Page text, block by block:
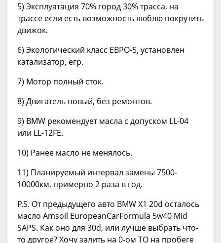
5) Эксплуатация 70% город 30% трасса, на
трассе если есть возможность люблю покрутить
движок.
6) Экологический класс ЕВРО-5, установлен
катализатор, егр.
7) Мотор полный сток.
8) Двигатель новый, без ремонтов.
9) BMW рекомендует масла с допуском LL-04
или LL-12FE.
10) Ранее масло не менялось.
11) Планируемый интервал замены 7500-
10000км, примерно 2 раза в год.
P.S. От предыдущего авто BMW X1 20d осталось
масло Amsoil EuropeanCarFormula 5w40 Mid
SAPS. Как оно для 30d, или лучше выбрать что-
то другое? Хочу залить на 0-ом ТО на пробеге